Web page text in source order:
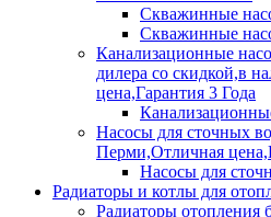
Скважинные
Скважинные
Канализационные
дилера со скидкой,в
цена,Гарантия 3 Года
Насосы для сточных
Перми,Отличная
Насосы для
Радиаторы и котлы для
Радиаторы отопления